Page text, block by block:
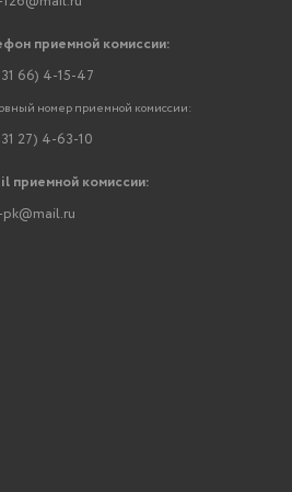
приемной комиссии:
66) 4-15-47
номер приемной комиссии:
27) 4-63-10
приемной комиссии:
pk@mail.ru